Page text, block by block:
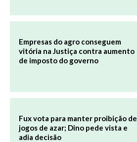
Empresas do agro conseguem
vitória na Justiça contra aumento
de imposto do governo
Fux vota para manter proibição de
jogos de azar; Dino pede vista e
adia decisão